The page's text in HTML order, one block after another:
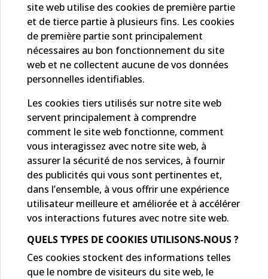
site web utilise des cookies de première partie
et de tierce partie à plusieurs fins. Les cookies
de première partie sont principalement
nécessaires au bon fonctionnement du site
web et ne collectent aucune de vos données
personnelles identifiables.
Les cookies tiers utilisés sur notre site web
servent principalement à comprendre
comment le site web fonctionne, comment
vous interagissez avec notre site web, à
assurer la sécurité de nos services, à fournir
des publicités qui vous sont pertinentes et,
dans l’ensemble, à vous offrir une expérience
utilisateur meilleure et améliorée et à accélérer
vos interactions futures avec notre site web.
QUELS TYPES DE COOKIES UTILISONS-NOUS ?
Ces cookies stockent des informations telles
que le nombre de visiteurs du site web, le